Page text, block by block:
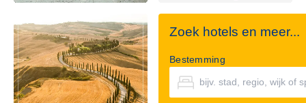
Zoek hotels en meer...
Bestemming